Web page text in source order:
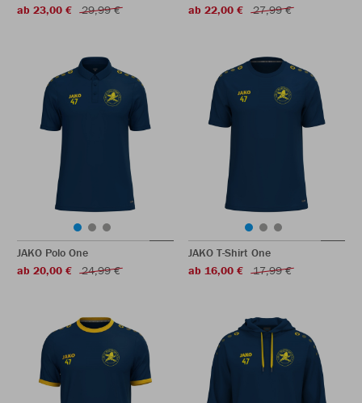
ab 23,00 € 29,99 € ab 22,00 € 27,99 €
JAKO Polo One
ab 20,00 €
24,99 €
JAKO T-Shirt One
ab 16,00 €
17,99 €